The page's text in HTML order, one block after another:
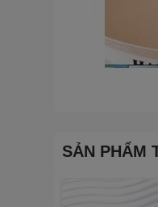
SẢN PHẨM